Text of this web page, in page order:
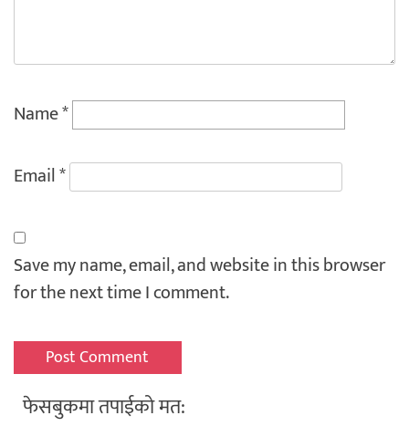
Name*
Email*
Save my name, email, and website in this browser
for the next time I comment.
फेसबुकमा तपाईको मत: